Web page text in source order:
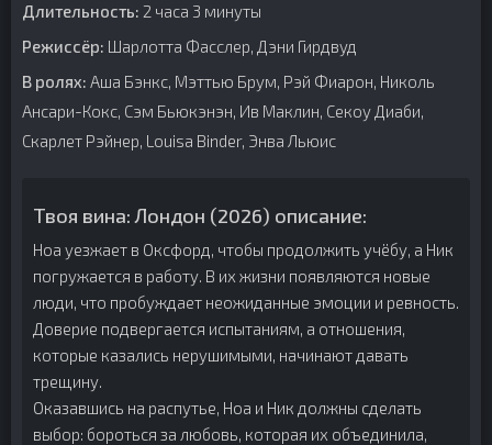
Длительность: 2 часа 3 минуты
Режиссёр: Шарлотта Фасслер, Дэни Гирдвуд
В ролях: Аша Бэнкс, Мэттью Брум, Рэй Фиарон, Николь
Ансари-Кокс, Сэм Бьюкэнэн, Ив Маклин, Секоу Диаби,
Скарлет Рэйнер, Louisa Binder, Энва Льюис
Твоя вина: Лондон (2026) описание:
Ноа уезжает в Оксфорд, чтобы продолжить учёбу, а Ник
погружается в работу. В их жизни появляются новые
люди, что пробуждает неожиданные эмоции и ревность.
Доверие подвергается испытаниям, а отношения,
которые казались нерушимыми, начинают давать
трещину.
Оказавшись на распутье, Ноа и Ник должны сделать
выбор: бороться за любовь, которая их объединила,